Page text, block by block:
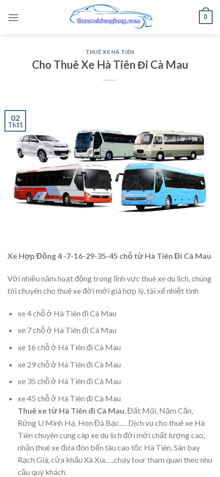
0
THUÊ XE HÀ TIÊN
Cho Thuê Xe Hà Tiên Đi Cà Mau
02
Th11
Xe Hợp Đồng 4 -7-16-29-35-45 chỗ từ Hà Tiên Đi Cà Mau
Với nhiều năm hoạt động trong lĩnh vực thuê xe du lịch, chúng
tôi chuyên cho thuê xe đời mới giá hợp lý, tài xế nhiệt tình
xe 4 chỗ ở Hà Tiên đi Cà Mau
xe 7 chỗ ở Hà Tiên đi Cà Mau
xe 16 chỗ ở Hà Tiên đi Cà Mau
xe 29 chỗ ở Hà Tiên đi Cà Mau
xe 35 chỗ ở Hà Tiên đi Cà Mau
xe 45 chỗ ở Hà Tiên đi Cà Mau
Thuê xe từ Hà Tiên đi Cà Mau , Đất Mũi, Năm Căn,
Rừng U Minh Hạ, Hòn Đá Bạc…. Dịch vụ cho thuê xe Hà
Tiên chuyên cung câp xe du lịch đời mới chất lượng cao,
nhận thuê xe đưa đón bến tàu cao tốc Hà Tiên, Sân bay
Rạch Giá, cửa khẩu Xà Xía…..chạy tour tham quan theo nhu
cầu quý khách.